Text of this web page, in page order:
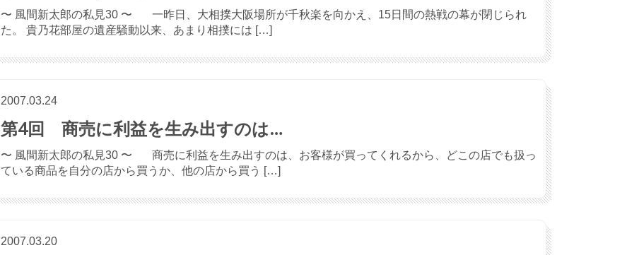
〜 風間新太郎の私見30 〜 一昨日、大相撲大阪場所が千秋楽を向かえ、15日間の熱戦の幕が閉じられ
た。 貴乃花部屋の遺産騒動以来、あまり相撲には […]
2007.03.24
第4回 商売に利益を生み出すのは…
〜 風間新太郎の私見30 〜 商売に利益を生み出すのは、お客様が買ってくれるから、どこの店でも扱っ
ている商品を自分の店から買うか、他の店から買う […]
2007.03.20